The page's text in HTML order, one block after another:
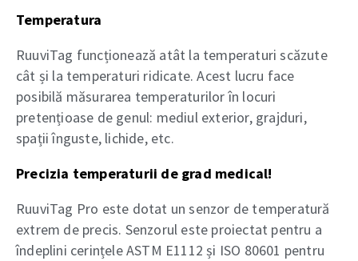
Temperatura
RuuviTag funcționează atât la temperaturi scăzute
cât și la temperaturi ridicate. Acest lucru face
posibilă măsurarea temperaturilor în locuri
pretențioase de genul: mediul exterior, grajduri,
spații înguste, lichide, etc.
Precizia temperaturii de grad medical!
RuuviTag Pro este dotat un senzor de temperatură
extrem de precis. Senzorul este proiectat pentru a
îndeplini cerințele ASTM E1112 și ISO 80601 pentru